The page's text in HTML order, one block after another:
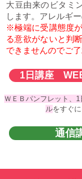
大豆由来のビタミ
します。アレルギ
※極端に受講態度
る意欲がないと判
できませんのでご了
1日講座
ＷＥＢパンフレット、
ルをすぐ
通信